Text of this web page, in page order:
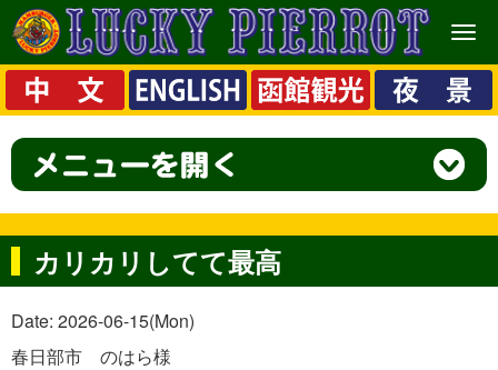
メ
ニ
ュ
ー
カリカリしてて最高
Date: 2026-06-15(Mon)
春日部市 のはら様